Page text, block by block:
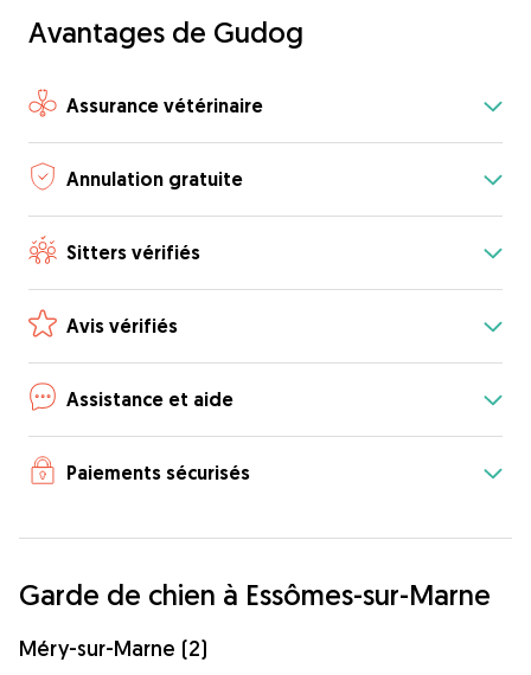
Avantages de Gudog
Assurance vétérinaire
Annulation gratuite
Sitters vérifiés
Avis vérifiés
Assistance et aide
Paiements sécurisés
Garde de chien à Essômes-sur-Marne
Méry-sur-Marne (2)